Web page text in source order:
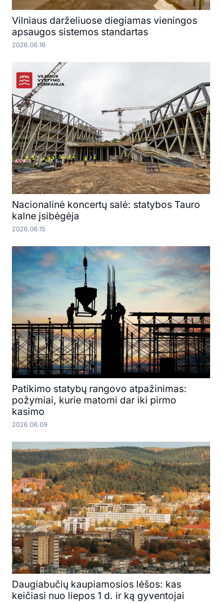
Vilniaus darželiuose diegiamas vieningos
apsaugos sistemos standartas
2026.06.16
Nacionalinė koncertų salė: statybos Tauro
kalne įsibėgėja
2026.06.15
Patikimo statybų rangovo atpažinimas:
požymiai, kurie matomi dar iki pirmo
kasimo
2026.06.09
Daugiabučių kaupiamosios lėšos: kas
keičiasi nuo liepos 1 d. ir ką gyventojai